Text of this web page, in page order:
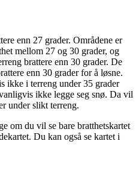
enn 27 grader. Områdene er
mellom 27 og 30 grader, og
brattere enn 30 grader. De
enn 30 grader for å løsne.
ikke i terreng under 35 grader
ikke legge seg snø. Da vil
under slikt terreng.
om du vil se bare bratthetskartet
Du kan også se kartet i